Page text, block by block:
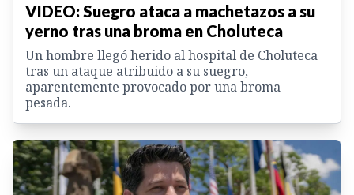
VIDEO: Suegro ataca a machetazos a su
yerno tras una broma en Choluteca
Un hombre llegó herido al hospital de Choluteca
tras un ataque atribuido a su suegro,
aparentemente provocado por una broma
pesada.